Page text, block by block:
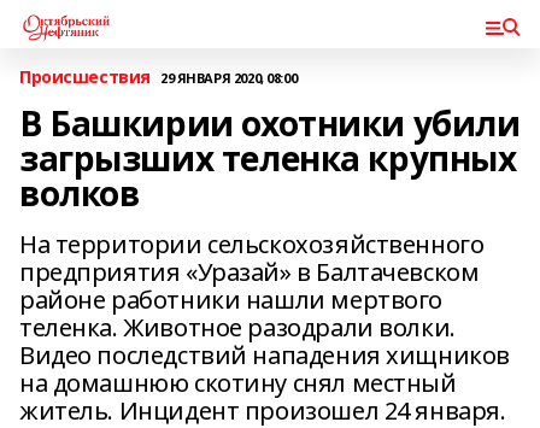
Происшествия 29 ЯНВАРЯ 2020, 08:00
В Башкирии охотники убили
загрызших теленка крупных
волков
На территории сельскохозяйственного
предприятия «Уразай» в Балтачевском
районе работники нашли мертвого
теленка. Животное разодрали волки.
Видео последствий нападения хищников
на домашнюю скотину снял местный
житель. Инцидент произошел 24 января.